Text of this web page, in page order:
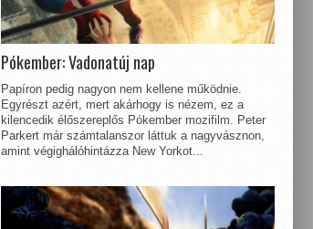
Pókember: Vadonatúj nap
Papíron pedig nagyon nem kellene működnie.
Egyrészt azért, mert akárhogy is nézem, ez a
kilencedik élőszereplős Pókember mozifilm. Peter
Parkert már számtalanszor láttuk a nagyvásznon,
amint végighálóhintázza New Yorkot...